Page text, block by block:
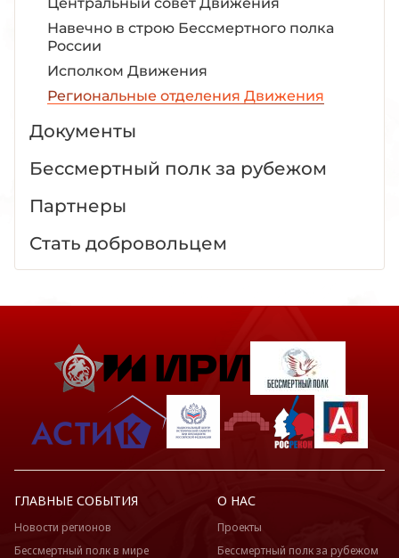
Навечно в строю Бессмертного полка
России
Исполком Движения
Региональные отделения Движения
Документы
Бессмертный полк за рубежом
Партнеры
Стать добровольцем
ГЛАВНЫЕ СОБЫТИЯ
Новости регионов
Бессмертный полк в мире
О НАС
Проекты
Бессмертный полк за рубежом